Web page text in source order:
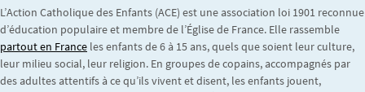
L’Action Catholique des Enfants (ACE) est une association loi 1901 reconnue
d’éducation populaire et membre de l’Église de France. Elle rassemble
partout en France les enfants de 6 à 15 ans, quels que soient leur culture,
leur milieu social, leur religion. En groupes de copains, accompagnés par
des adultes attentifs à ce qu’ils vivent et disent, les enfants jouent,